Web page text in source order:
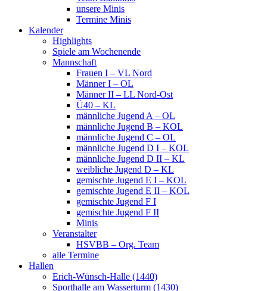
unsere Minis
Termine Minis
Kalender
Highlights
Spiele am Wochenende
Mannschaft
Frauen I – VL Nord
Männer I – OL
Männer II – LL Nord-Ost
Ü40 – KL
männliche Jugend A – OL
männliche Jugend B – KOL
männliche Jugend C – OL
männliche Jugend D I – KOL
männliche Jugend D II – KL
weibliche Jugend D – KL
gemischte Jugend E I – KOL
gemischte Jugend E II – KOL
gemischte Jugend F I
gemischte Jugend F II
Minis
Veranstalter
HSVBB – Org. Team
alle Termine
Hallen
Erich-Wünsch-Halle (1440)
Sporthalle am Wasserturm (1430)